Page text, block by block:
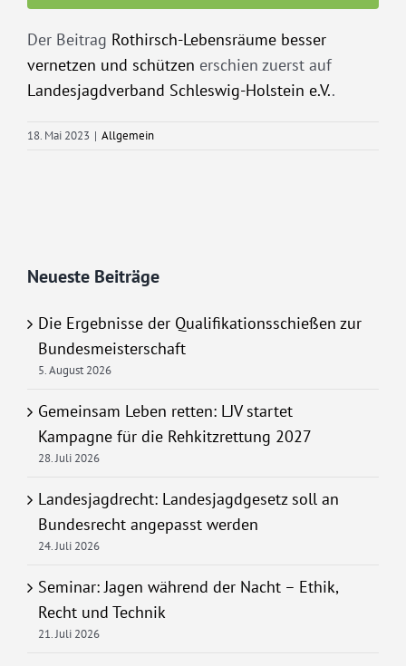
Der Beitrag Rothirsch-Lebensräume besser
vernetzen und schützen erschien zuerst auf
Landesjagdverband Schleswig-Holstein e.V..
18. Mai 2023 | Allgemein
Neueste Beiträge
Die Ergebnisse der Qualifikationsschießen zur
Bundesmeisterschaft
5. August 2026
Gemeinsam Leben retten: LJV startet
Kampagne für die Rehkitzrettung 2027
28. Juli 2026
Landesjagdrecht: Landesjagdgesetz soll an
Bundesrecht angepasst werden
24. Juli 2026
Seminar: Jagen während der Nacht – Ethik,
Recht und Technik
21. Juli 2026